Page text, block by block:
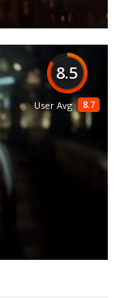
8.5
8.7
User Avg